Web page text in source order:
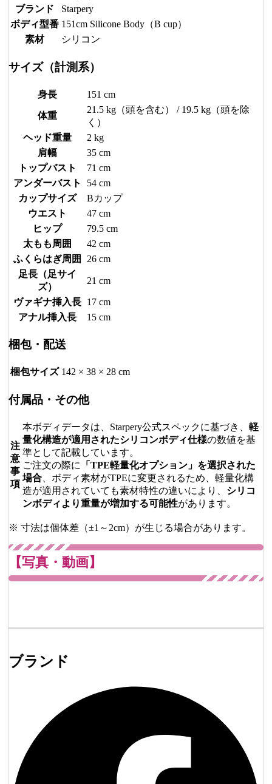
ブランド
Starpery
ボディ型番 151cm Silicone Body（B cup）
素材
シリコン
サイズ（計測系）
身長 151 cm
体重
21.5 kg（頭を含む） / 19.5 kg（頭を除
く）
ヘッド重量
2 kg
肩幅
35 cm
トップバスト
71 cm
アンダーバスト
54 cm
カップサイズ
Bカップ
ウエスト
47 cm
ヒップ
79.5 cm
太もも周囲
42 cm
ふくらはぎ周囲
26 cm
足長（足サイ
ズ）
21 cm
ヴァギナ挿入長 17 cm
アナル挿入長
15 cm
梱包・配送
梱包サイズ 142 × 38 × 28 cm
付属品・その他
注
意
事
項
本ボディデータは、Starpery公式スペックに基づき、 軽
量化構造が適用されたシリコンボディ仕様の数値を基
準として記載しています。
ご注文の際に
「TPE軽量化オプション」を選択された
場合 、ボディ素材がTPEに変更されるため、軽量化構
造が適用されていても素材特性の違いにより、 シリコ
ンボディより重量が増加する可能性があります。
※ 寸法は個体差（±1～2cm）が生じる場合があります。
【写真・動画】
ブランド